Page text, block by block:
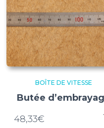
BOÎTE DE VITESSE
Butée
48,33€